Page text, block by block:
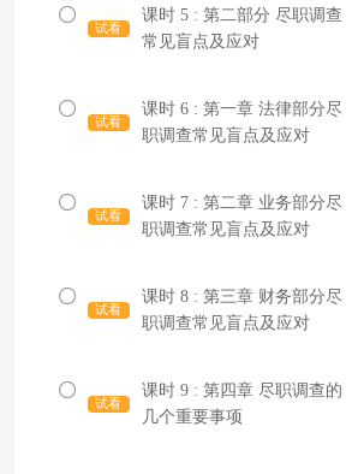
试看
课时 5 : 第二部分 尽职调查
常见盲点及应对
试看
课时 6 : 第一章 法律部分尽
职调查常见盲点及应对
试看
课时 7 : 第二章 业务部分尽
职调查常见盲点及应对
试看
课时 8 : 第三章 财务部分尽
职调查常见盲点及应对
试看
课时 9 : 第四章 尽职调查的
几个重要事项